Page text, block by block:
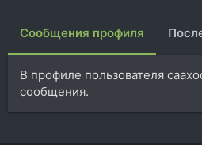
Сообщения профиля
В профиле пользователя
сообщения.